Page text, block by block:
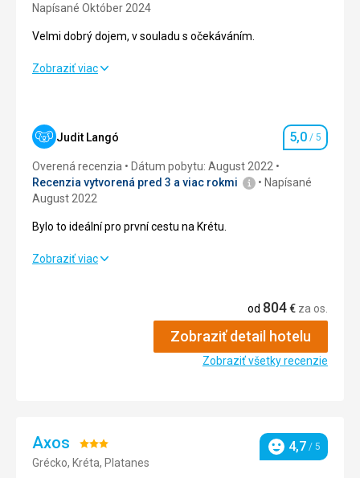
Napísané Október 2024
Velmi dobrý dojem, v souladu s očekáváním.
Velmi dobrý dojem, v souladu s očekáváním.
Ubytovanie 5,0/ 5
Okolie
Služby
Cena
Táto recenzia bola preložená automaticky pomocou
Google Translate
Zobraziť viac
Judit Langó Hodnotenie
5,0 / 5
Overená recenzia
Dátum pobytu: August 2022
Recenzia vytvorená pred 3 a viac rokmi
Napísané
August 2022
Bylo to ideální pro první cestu na Krétu.
Bylo to ideální pro první cestu na Krétu.
5,0/ 5
5,0/ 5
Pláž
Zobraziť viac
od 804€ za os.
Zobraziť detail hotelu
Zobraziť všetky recenzie
Axos Hodnotenie:
3/5
Grécko, Kréta, Platanes
Hodnotenie
4,7 / 5